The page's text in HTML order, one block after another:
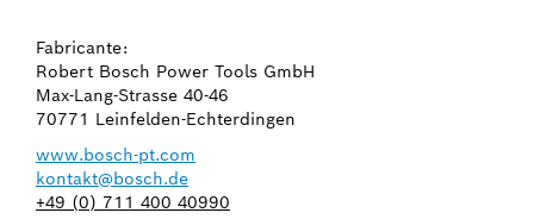
Fabricante:
Robert Bosch Power Tools GmbH
Max-Lang-Strasse 40-46
70771 Leinfelden-Echterdingen
www.bosch-pt.com
kontakt@bosch.de
+49 (0) 711 400 40990